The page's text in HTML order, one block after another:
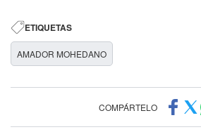
ETIQUETAS
AMADOR MOHEDANO
COMPÁRTELO